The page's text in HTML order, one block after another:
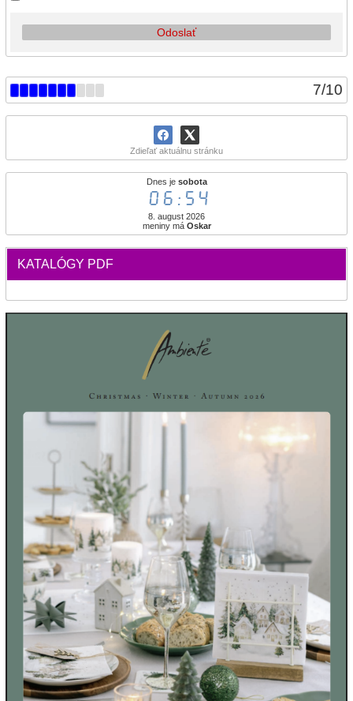
7/10
Zdieľať aktuálnu stránku
Dnes je sobota
06:54
8. august 2026
meniny má Oskar
KATALÓGY PDF
Odoslať